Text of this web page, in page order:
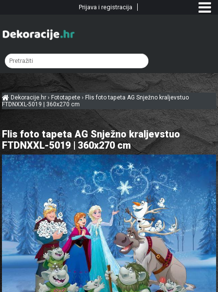
Dekoracije.hr› Fototapete › Flis foto tapeta AG Snježno kraljevstuo
FTDNXXL-5019 | 360x270 cm
Flis foto tapeta AG Snježno kraljevstuo
FTDNXXL-5019 | 360x270 cm
Prijava i registracija